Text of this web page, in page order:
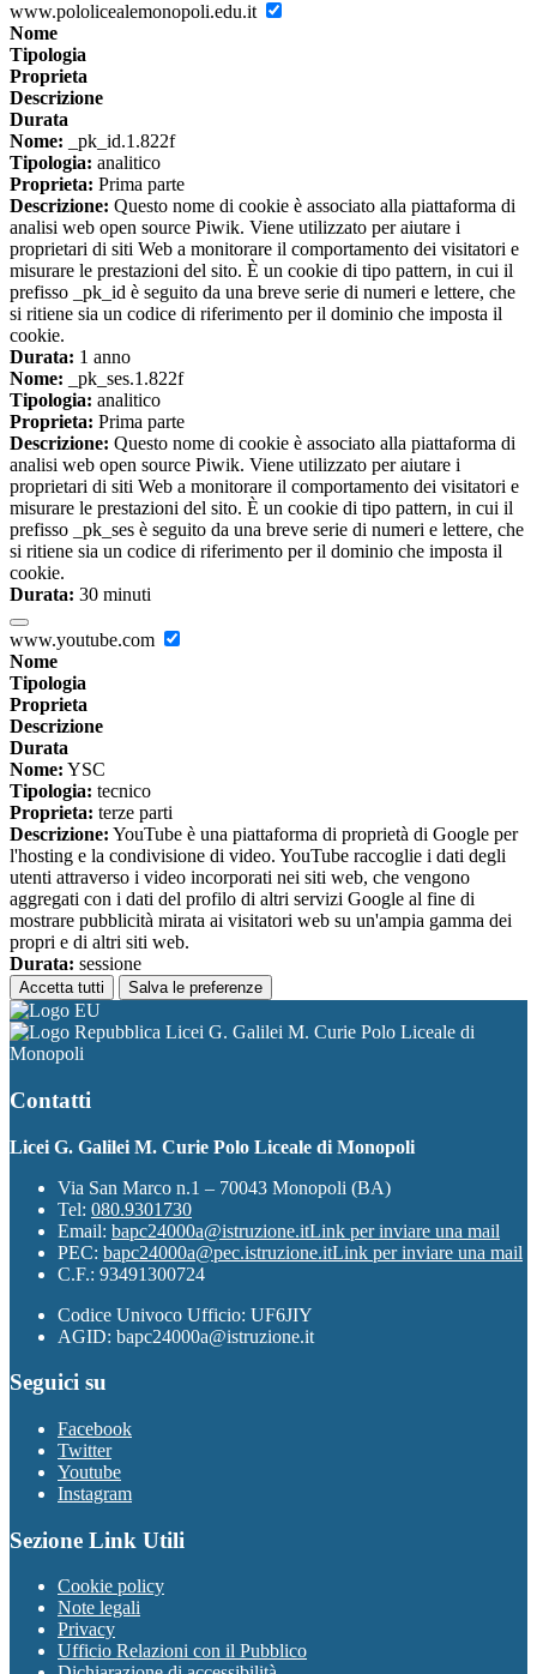
www.pololicealemonopoli.edu.it
Nome
Tipologia
Proprieta
Descrizione
Durata
Nome: _pk_id.1.822f
Tipologia: analitico
Proprieta: Prima parte
Descrizione: Questo nome di cookie è associato alla piattaforma di
analisi web open source Piwik. Viene utilizzato per aiutare i
proprietari di siti Web a monitorare il comportamento dei visitatori e
misurare le prestazioni del sito. È un cookie di tipo pattern, in cui il
prefisso _pk_id è seguito da una breve serie di numeri e lettere, che
si ritiene sia un codice di riferimento per il dominio che imposta il
cookie.
Durata: 1 anno
Nome: _pk_ses.1.822f
Tipologia: analitico
Proprieta: Prima parte
Descrizione: Questo nome di cookie è associato alla piattaforma di
analisi web open source Piwik. Viene utilizzato per aiutare i
proprietari di siti Web a monitorare il comportamento dei visitatori e
misurare le prestazioni del sito. È un cookie di tipo pattern, in cui il
prefisso _pk_ses è seguito da una breve serie di numeri e lettere, che
si ritiene sia un codice di riferimento per il dominio che imposta il
cookie.
Durata: 30 minuti
www.youtube.com
Nome
Tipologia
Proprieta
Descrizione
Durata
Nome: YSC
Tipologia: tecnico
Proprieta: terze parti
Descrizione: YouTube è una piattaforma di proprietà di Google per
l'hosting e la condivisione di video. YouTube raccoglie i dati degli
utenti attraverso i video incorporati nei siti web, che vengono
aggregati con i dati del profilo di altri servizi Google al fine di
mostrare pubblicità mirata ai visitatori web su un'ampia gamma dei
propri e di altri siti web.
Durata: sessione
Accetta tutti Salva le preferenze
Licei G. Galilei M. Curie Polo Liceale di
Monopoli
Contatti
Licei G. Galilei M. Curie Polo Liceale di Monopoli
Via San Marco n.1 – 70043 Monopoli (BA)
Tel: 080.9301730
Email: bapc24000a@istruzione.itLink per inviare una mail
PEC: bapc24000a@pec.istruzione.itLink per inviare una mail
C.F.: 93491300724
Codice Univoco Ufficio: UF6JIY
AGID: bapc24000a@istruzione.it
Seguici su
Facebook
Twitter
Youtube
Instagram
Sezione Link Utili
Cookie policy
Note legali
Privacy
Ufficio Relazioni con il Pubblico